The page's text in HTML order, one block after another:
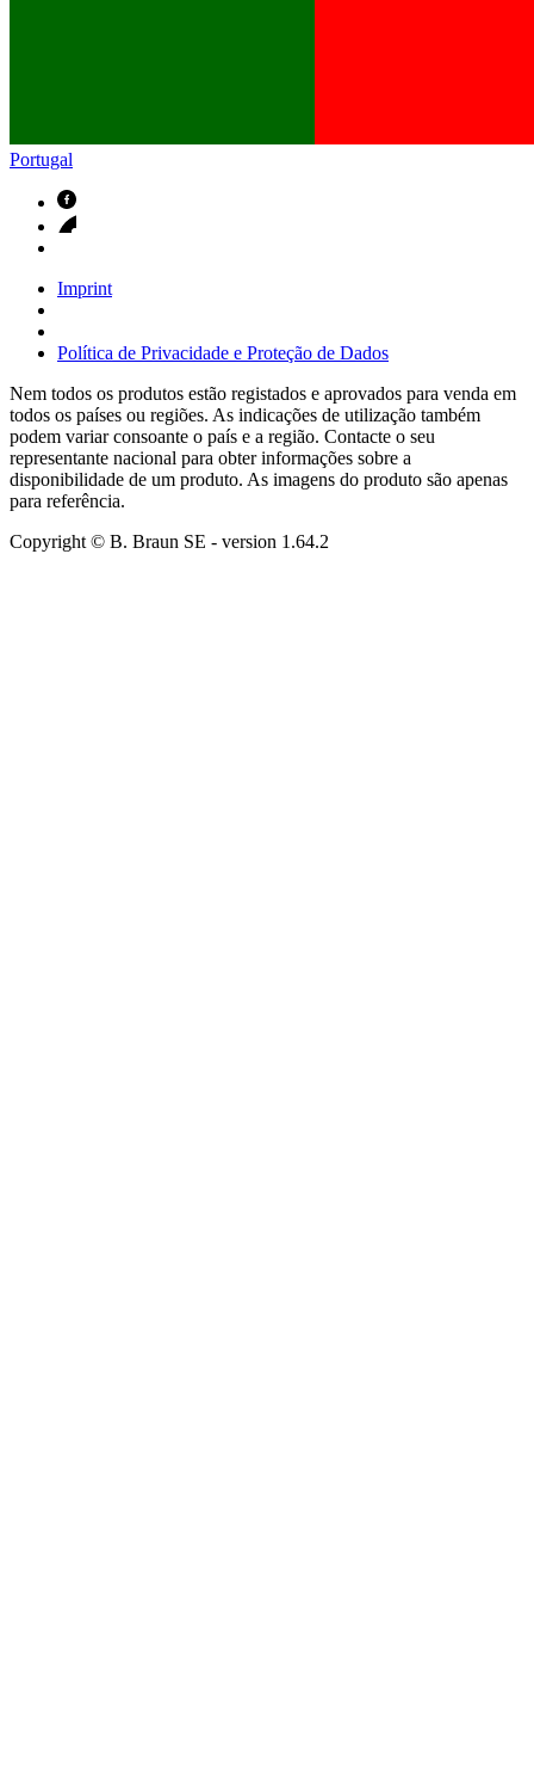
Portugal
Imprint
Política de Privacidade e Proteção de Dados
Nem todos os produtos estão registados e aprovados para venda em
todos os países ou regiões. As indicações de utilização também
podem variar consoante o país e a região. Contacte o seu
representante nacional para obter informações sobre a
disponibilidade de um produto. As imagens do produto são apenas
para referência.
Copyright © B. Braun SE - version 1.64.2